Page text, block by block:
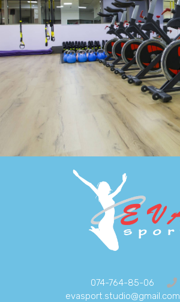
074-764-85-06
evasport.studio@gmail.com